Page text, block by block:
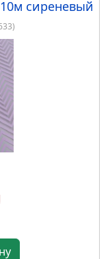
сиреневый
)